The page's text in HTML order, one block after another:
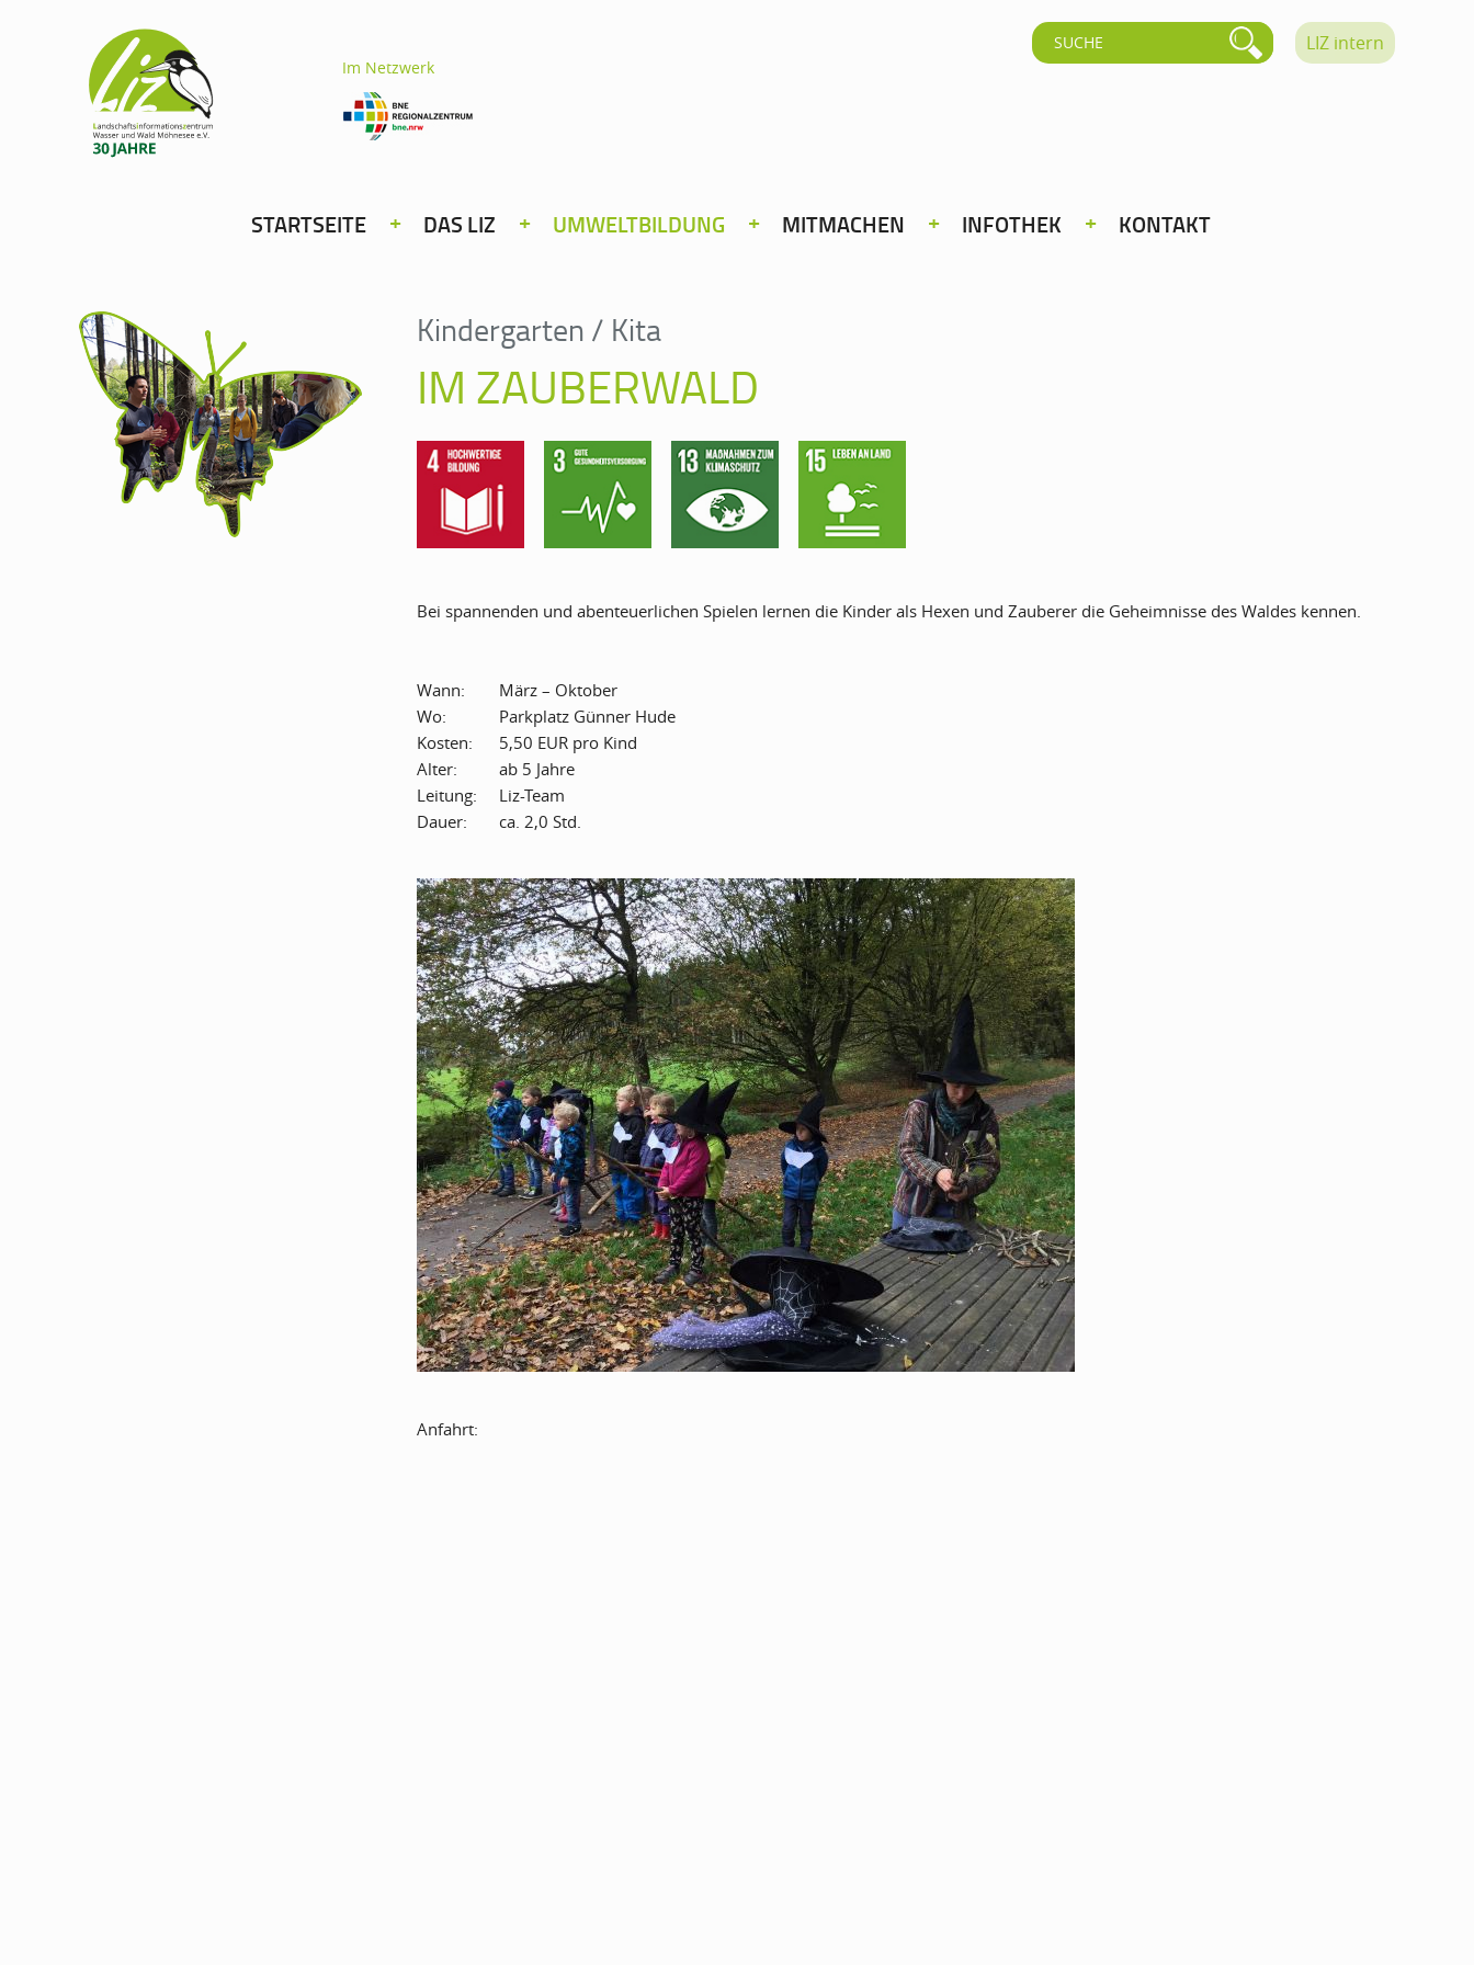
Im Netzwerk
LIZ intern
STARTSEITE DAS LIZ UMWELTBILDUNG MITMACHEN INFOTHEK KONTAKT
Kindergarten / Kita
IM ZAUBERWALD
Bei spannenden und abenteuerlichen Spielen lernen die Kinder als Hexen und Zauberer die Geheimnisse des Waldes kennen.
Wann:
März – Oktober
Wo:
Parkplatz Günner Hude
Kosten:
5,50 EUR pro Kind
Alter:
ab 5 Jahre
Leitung:
Liz-Team
Dauer:
ca. 2,0 Std.
Anfahrt: